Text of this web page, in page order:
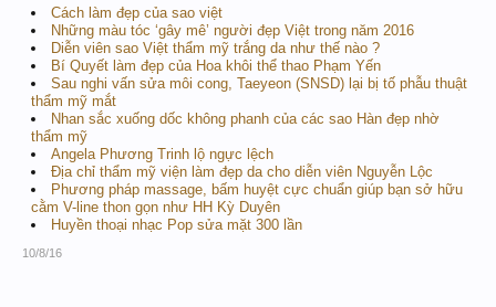
Cách làm đẹp của sao việt
Những màu tóc ‘gây mê’ người đẹp Việt trong năm 2016
Diễn viên sao Việt thẩm mỹ trắng da như thế nào ?
Bí Quyết làm đẹp của Hoa khôi thể thao Phạm Yến
Sau nghi vấn sửa môi cong, Taeyeon (SNSD) lại bị tố phẫu thuật
thẩm mỹ mắt
Nhan sắc xuống dốc không phanh của các sao Hàn đẹp nhờ
thẩm mỹ
Angela Phương Trinh lộ ngực lệch
Địa chỉ thẩm mỹ viện làm đẹp da cho diễn viên Nguyễn Lộc
Phương pháp massage, bấm huyệt cực chuẩn giúp bạn sở hữu
cằm V-line thon gọn như HH Kỳ Duyên
Huyền thoại nhạc Pop sửa mặt 300 lần
10/8/16